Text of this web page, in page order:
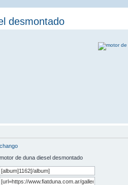
desmontado
chango
motor de duna diesel desmontado